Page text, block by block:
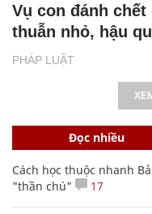
PHÁP LUẬT
Vụ con đánh chết
thuẫn nhỏ, hậu
Đọc nhiều
Cách học thuộc nhanh
"thần chú"
17